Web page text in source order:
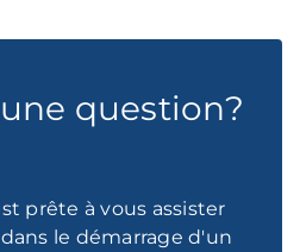
question?
prête à vous assister
le démarrage d'un